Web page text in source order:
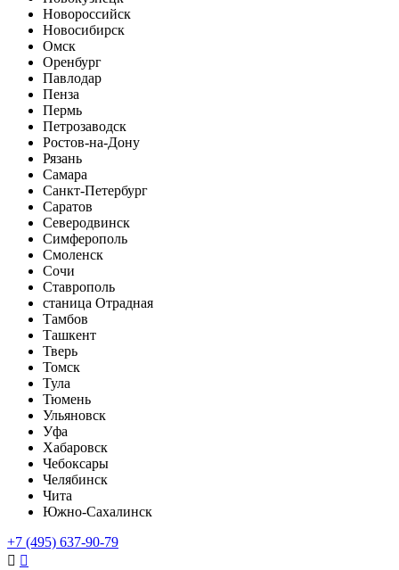
Новороссийск
Новосибирск
Омск
Оренбург
Павлодар
Пенза
Пермь
Петрозаводск
Ростов-на-Дону
Рязань
Самара
Санкт-Петербург
Саратов
Северодвинск
Симферополь
Смоленск
Сочи
Ставрополь
станица Отрадная
Тамбов
Ташкент
Тверь
Томск
Тула
Тюмень
Ульяновск
Уфа
Хабаровск
Чебоксары
Челябинск
Чита
Южно-Сахалинск
+7 (495) 637-90-79
 